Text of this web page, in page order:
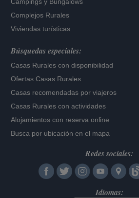
Complejos Rurales
Viviendas turísticas
Búsquedas especiales:
Casas Rurales con disponibilidad
Ofertas Casas Rurales
Casas recomendadas por viajeros
Casas Rurales con actividades
Alojamientos con reserva online
Busca por ubicación en el mapa
Redes sociales:
Idiomas: